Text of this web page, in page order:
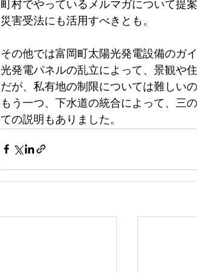
町村でやっているメルマガについて提
災害受法にも活用すべきとも。
その他では富岡町太陽光発電設備のガ
光発電パネルの乱立によって、景観や
だが、私有地の制限については難しいの
もう一つ、下水道の統合によって、三
ての説明もありました。